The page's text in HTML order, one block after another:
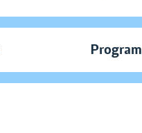
Program